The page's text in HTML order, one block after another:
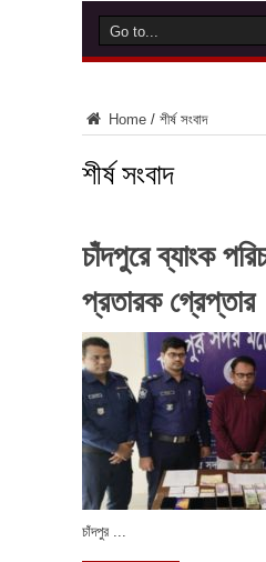
Home / শীর্ষ সংবাদ
শীর্ষ সংবাদ
চাঁদপুরে ব্যাংক
প্রতারক গ্রেপ্তার
চাঁদপুর ...